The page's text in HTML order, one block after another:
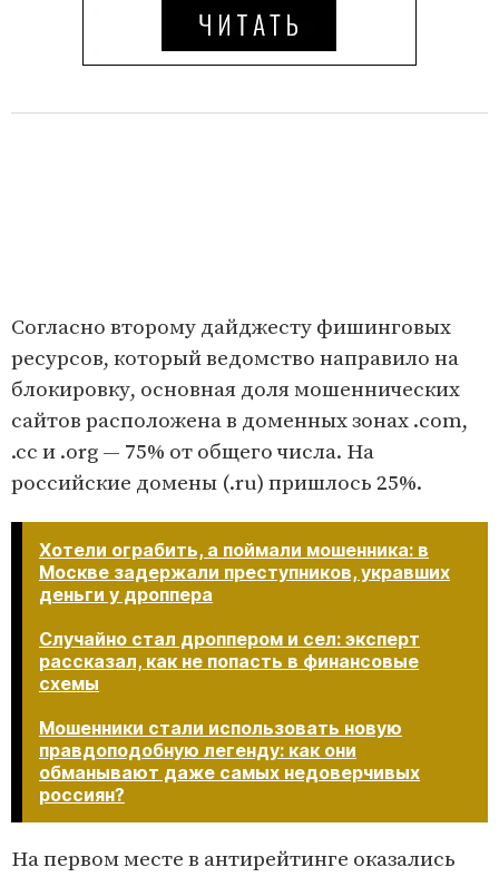
Согласно второму дайджесту фишинговых
ресурсов, который ведомство направило на
блокировку, основная доля мошеннических
сайтов расположена в доменных зонах .com,
.cc и .org — 75% от общего числа. На
российские домены (.ru) пришлось 25%.
Хотели ограбить, а поймали мошенника: в
Москве задержали преступников, укравших
деньги у дроппера
Случайно стал дроппером и сел: эксперт
рассказал, как не попасть в финансовые
схемы
Мошенники стали использовать новую
правдоподобную легенду: как они
обманывают даже самых недоверчивых
россиян?
На первом месте в антирейтинге оказались